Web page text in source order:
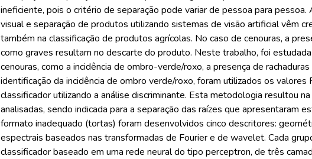
ineficiente, pois o critério de separação pode variar de pessoa para
visual e separação de produtos utilizando sistemas de visão artificial vêm
também na classificação de produtos agrícolas. No caso de cenouras, a
como graves resultam no descarte do produto. Neste trabalho, foi
cenouras, como a incidência de ombro-verde/roxo, a presença de
identificação da incidência de ombro verde/roxo, foram utilizados os valores
classificador utilizando a análise discriminante. Esta metodologia resultou
analisadas, sendo indicada para a separação das raízes que apresentaram
formato inadequado (tortas) foram desenvolvidos cinco descritores:
espectrais baseados nas transformadas de Fourier e de wavelet. Cada
classificador baseado em uma rede neural do tipo perceptron, de três